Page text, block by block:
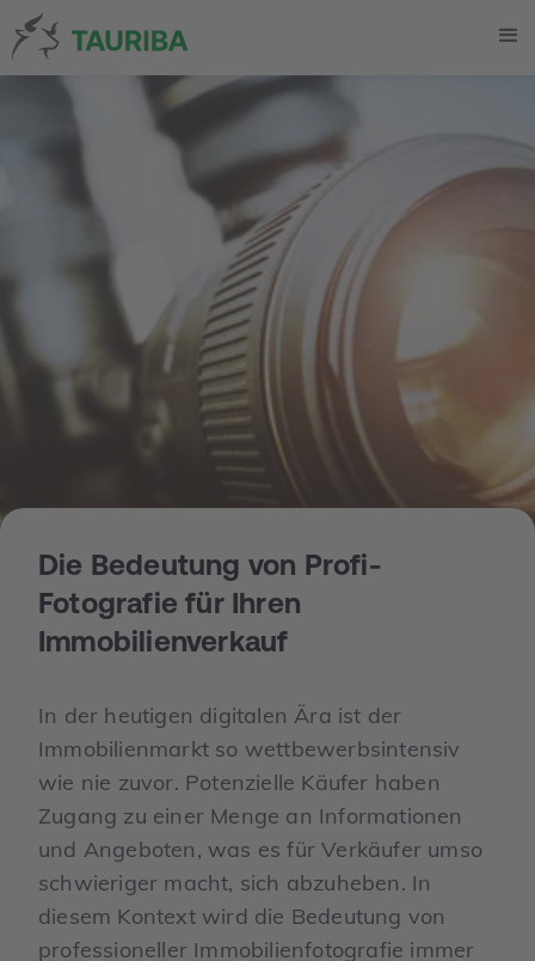
Die Bedeutung von Profi-
Fotografie für Ihren
Immobilienverkauf
In der heutigen digitalen Ära ist der
Immobilienmarkt so wettbewerbsintensiv
wie nie zuvor. Potenzielle Käufer haben
Zugang zu einer Menge an Informationen
und Angeboten, was es für Verkäufer umso
schwieriger macht, sich abzuheben. In
diesem Kontext wird die Bedeutung von
professioneller Immobilienfotografie immer